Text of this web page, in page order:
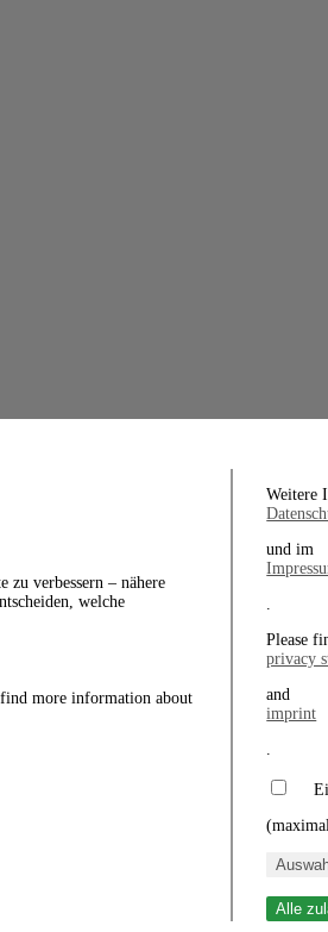
zu verbessern – nähere
welche
more information about
Weitere
und im
.
Please
privacy
and
imprint
.
Alle